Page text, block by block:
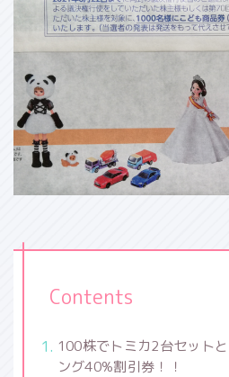
Contents
100株でトミカ2台セット
ング40%割引券！！